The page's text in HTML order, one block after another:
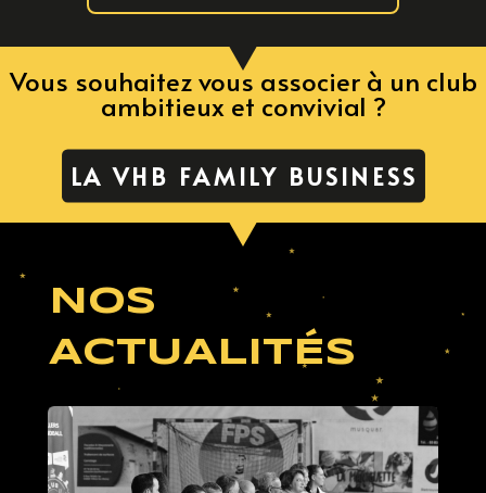
Vous souhaitez vous associer à un club
ambitieux et convivial ?
LA VHB FAMILY BUSINESS
NOS
ACTUALITÉS